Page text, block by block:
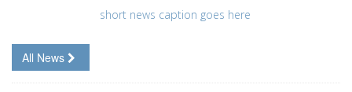
short news caption goes here
All News